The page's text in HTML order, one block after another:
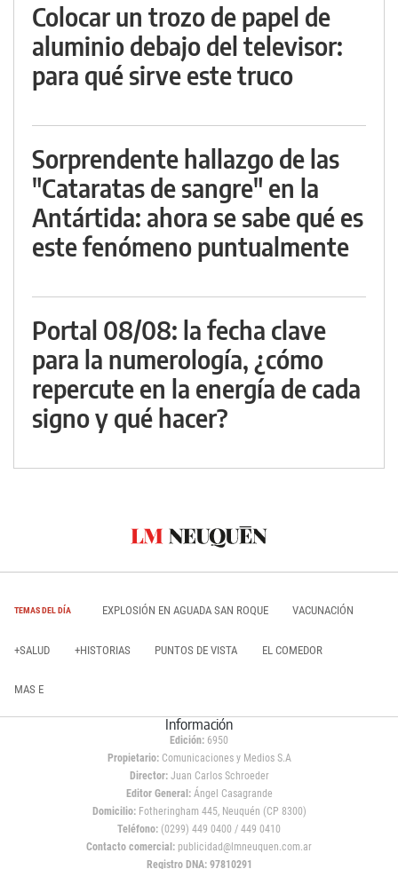
Colocar un trozo de papel de
aluminio debajo del televisor:
para qué sirve este truco
Sorprendente hallazgo de las
"Cataratas de sangre" en la
Antártida: ahora se sabe qué es
este fenómeno puntualmente
Portal 08/08: la fecha clave
para la numerología, ¿cómo
repercute en la energía de cada
signo y qué hacer?
TEMAS DEL DÍA EXPLOSIÓN EN AGUADA SAN ROQUE VACUNACIÓN
+SALUD +HISTORIAS PUNTOS DE VISTA EL COMEDOR
MAS E
Información
Edición: 6950
Propietario:Comunicaciones y Medios S.A
Director: Juan Carlos Schroeder
Editor General:Ángel Casagrande
Domicilio:Fotheringham 445, Neuquén (CP 8300)
Teléfono: (0299) 449 0400 / 449 0410
Contacto comercial: publicidad@lmneuquen.com.ar
Registro DNA: 97810291